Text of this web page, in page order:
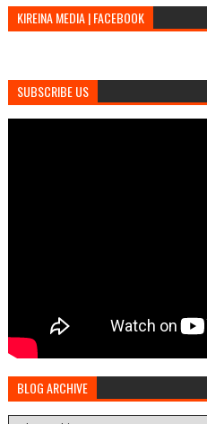
KIREINA MEDIA | FACEBOOK
SUBSCRIBE US
BLOG ARCHIVE